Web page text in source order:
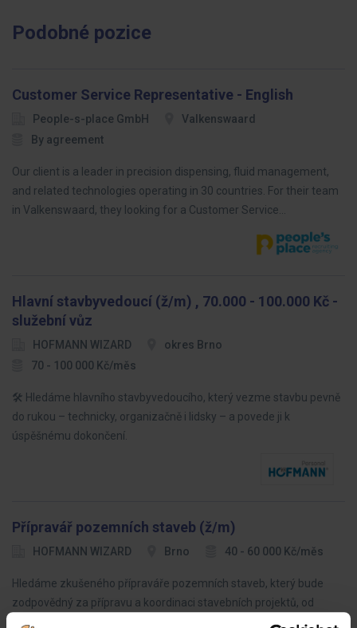
Podobné pozice
Customer Service Representative - English
People-s-place GmbH
Valkenswaard
By agreement
Our client is a leader in precision dispensing, fluid management,
and related technologies operating in 30 countries. For their team
in Valkenswaard, they looking for a Customer Service…
Hlavní stavbyvedoucí (ž/m) , 70.000 - 100.000 Kč -
služební vůz
HOFMANN WIZARD
okres Brno
70 - 100 000 Kč/měs
🛠️ Hledáme hlavního stavbyvedoucího, který vezme stavbu pevně
do rukou – technicky, organizačně i lidsky – a povede ji k
úspěšnému dokončení.
Přípravář pozemních staveb (ž/m)
HOFMANN WIZARD Brno 40 - 60 000 Kč/měs
Hledáme zkušeného přípraváře pozemních staveb, který bude
zodpovědný za přípravu a koordinaci stavebních projektů, od